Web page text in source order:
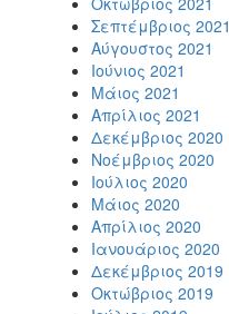
Σεπτέμβριος 2021
Αύγουστος 2021
Ιούνιος 2021
Μάιος 2021
Απρίλιος 2021
Δεκέμβριος 2020
Νοέμβριος 2020
Ιούλιος 2020
Μάιος 2020
Απρίλιος 2020
Ιανουάριος 2020
Δεκέμβριος 2019
Οκτώβριος 2019